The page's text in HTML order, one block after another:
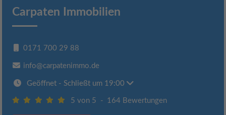
Carpaten Immobilien
0171 700 29 88
info@carpatenimmo.de
Geöffnet - Schließt um 19:00
5 von 5 - 164 Bewertungen